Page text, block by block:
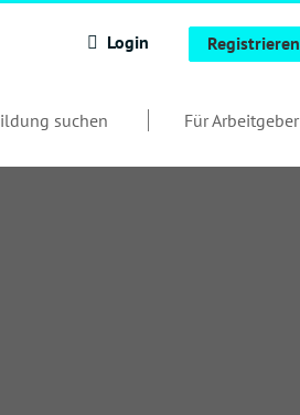
Login Registrieren
suchen Für Arbeitgeber